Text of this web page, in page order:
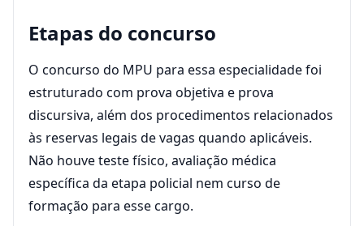
Etapas do concurso
O concurso do MPU para essa especialidade foi
estruturado com prova objetiva e prova
discursiva, além dos procedimentos relacionados
às reservas legais de vagas quando aplicáveis.
Não houve teste físico, avaliação médica
específica da etapa policial nem curso de
formação para esse cargo.